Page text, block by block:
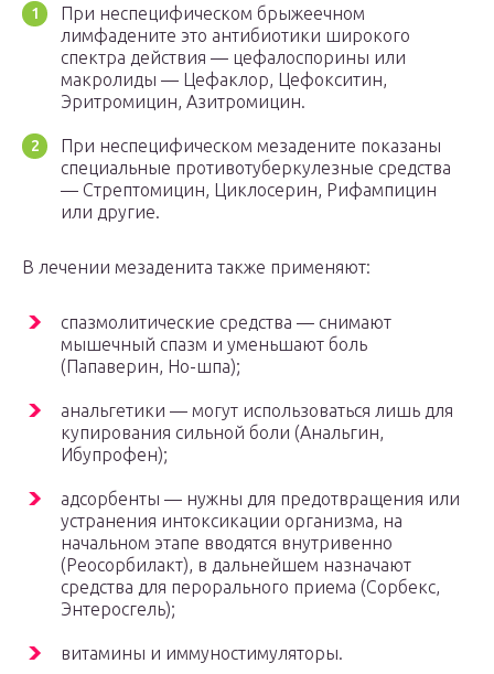
При неспецифическом брыжеечном
лимфадените это антибиотики широкого
спектра действия — цефалоспорины или
макролиды — Цефаклор, Цефокситин,
Эритромицин, Азитромицин.
При неспецифическом мезадените показаны
специальные противотуберкулезные средства
— Стрептомицин, Циклосерин, Рифампицин
или другие.
В лечении мезаденита также применяют:
спазмолитические средства — снимают
мышечный спазм и уменьшают боль
(Папаверин, Но-шпа);
анальгетики — могут использоваться лишь для
купирования сильной боли (Анальгин,
Ибупрофен);
адсорбенты — нужны для предотвращения или
устранения интоксикации организма, на
начальном этапе вводятся внутривенно
(Реосорбилакт), в дальнейшем назначают
средства для перорального приема (Сорбекс,
Энтеросгель);
витамины и иммуностимуляторы.